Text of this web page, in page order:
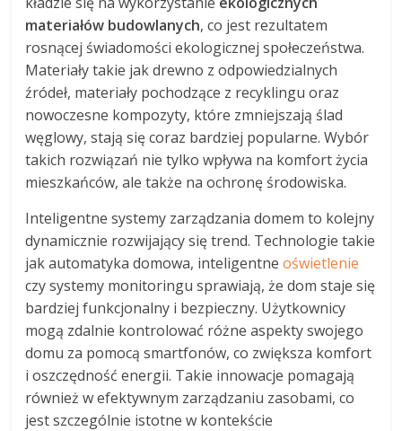
materiałów budowlanych, co jest rezultatem
rosnącej świadomości ekologicznej społeczeństwa.
Materiały takie jak drewno z odpowiedzialnych
źródeł, materiały pochodzące z recyklingu oraz
nowoczesne kompozyty, które zmniejszają ślad
węglowy, stają się coraz bardziej popularne. Wybór
takich rozwiązań nie tylko wpływa na komfort życia
mieszkańców, ale także na ochronę środowiska.
Inteligentne systemy zarządzania domem to kolejny
dynamicznie rozwijający się trend. Technologie takie
jak automatyka domowa, inteligentneoświetlenie
czy systemy monitoringu sprawiają, że dom staje się
bardziej funkcjonalny i bezpieczny. Użytkownicy
mogą zdalnie kontrolować różne aspekty swojego
domu za pomocą smartfonów, co zwiększa komfort
i oszczędność energii. Takie innowacje pomagają
również w efektywnym zarządzaniu zasobami, co
jest szczególnie istotne w kontekście